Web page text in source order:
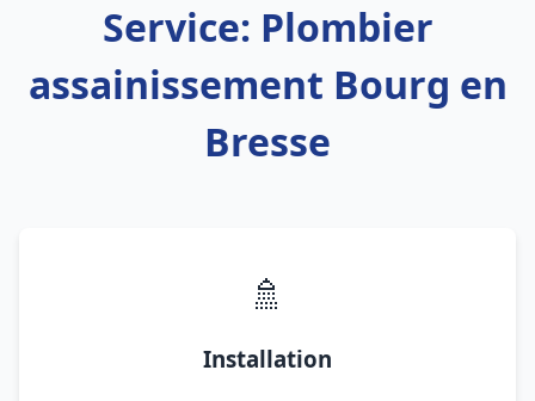
Service: Plombier
assainissement Bourg en
Bresse
🚿
Installation